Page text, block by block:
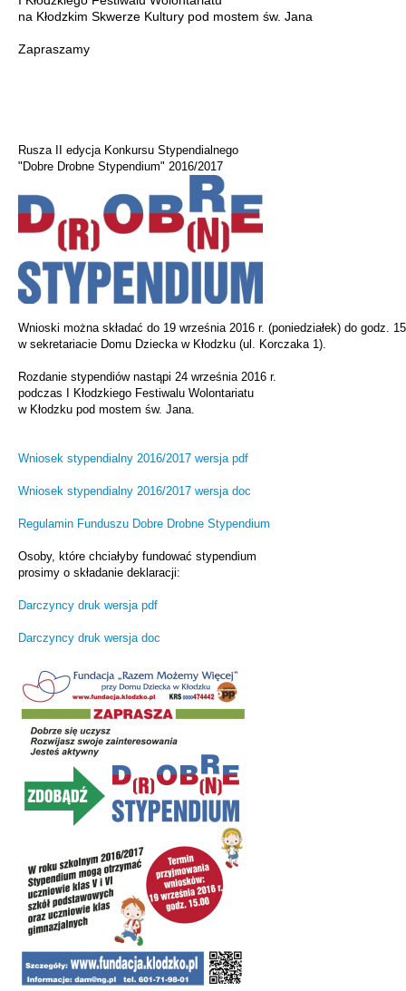
na Kłodzkim Skwerze Kultury pod mostem św. Jana
Zapraszamy
Rusza II edycja Konkursu Stypendialnego
"Dobre Drobne Stypendium" 2016/2017
Wnioski można składać do 19 września 2016 r. (poniedziałek) do godz.
w sekretariacie Domu Dziecka w Kłodzku (ul. Korczaka 1).
Rozdanie stypendiów nastąpi 24 września 2016 r.
podczas I Kłodzkiego Festiwalu Wolontariatu
w Kłodzku pod mostem św. Jana.
Wniosek stypendialny 2016/2017 wersja pdf
Wniosek stypendialny 2016/2017 wersja doc
Regulamin Funduszu Dobre Drobne Stypendium
Osoby, które chciałyby fundować stypendium
prosimy o składanie deklaracji:
Darczyncy druk wersja pdf
Darczyncy druk wersja doc